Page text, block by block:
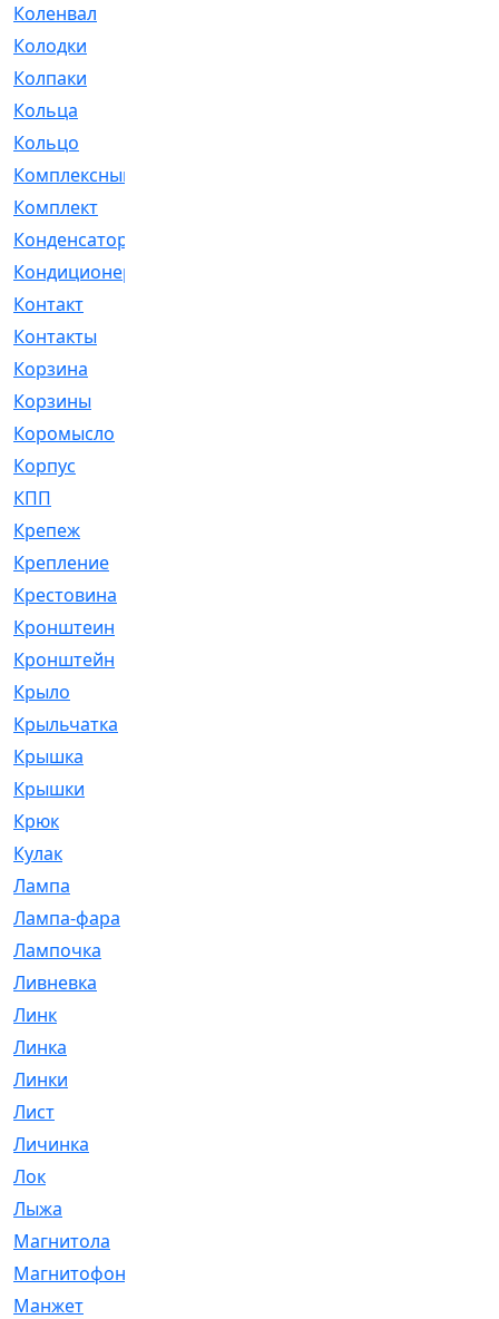
Коленвал
Колодки
Колпаки
Кольца
Кольцо
Комплексный
Комплект
Конденсатор
Кондиционер
Контакт
Контакты
Корзина
Корзины
Коромысло
Корпус
КПП
Крепеж
Крепление
Крестовина
Кронштеин
Кронштейн
Крыло
Крыльчатка
Крышка
Крышки
Крюк
Кулак
Лампа
Лампа-фара
Лампочка
Ливневка
Линк
Линка
Линки
Лист
Личинка
Лок
Лыжа
Магнитола
Магнитофон
Манжет